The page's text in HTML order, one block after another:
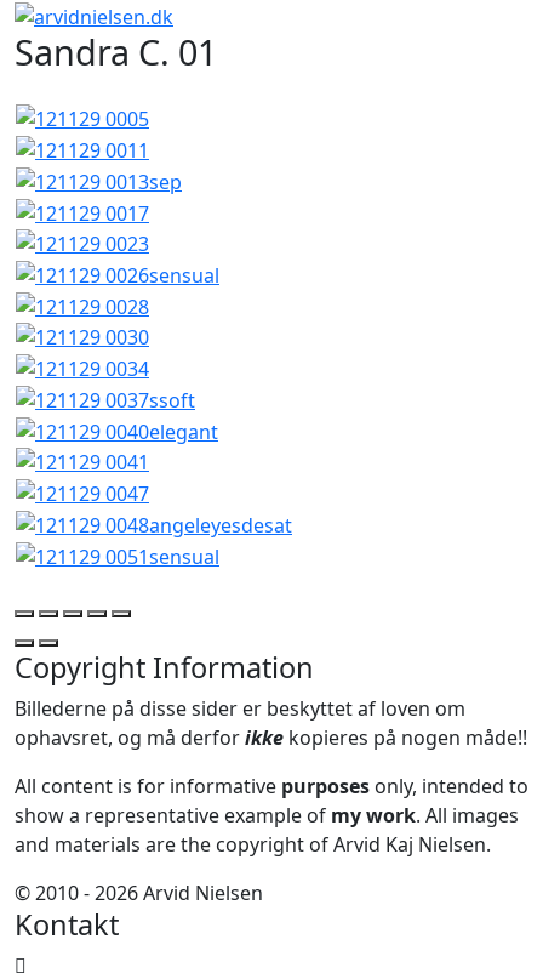
Sandra C. 01
Copyright Information
Billederne på disse sider er beskyttet af loven om
ophavsret, og må derforikke kopieres på nogen måde!!
All content is for informative purposes only, intended to
show a representative example of my work. All images
and materials are the copyright of Arvid Kaj Nielsen.
© 2010 - 2026 Arvid Nielsen
Kontakt